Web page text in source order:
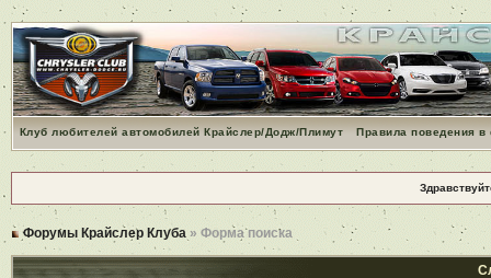
Клуб любителей автомобилей Крайслер/Додж/Плимут Правила поведения
Форумы Крайслер Клуба » Форма поиска